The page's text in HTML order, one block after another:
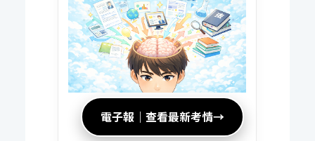
電子報｜查看最新考情→